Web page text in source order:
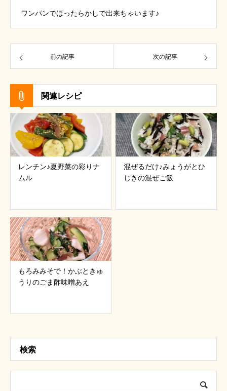
ワンパンでほったらかしで出来ちゃいます♪
前の記事 次の記事
関連レシピ
レンチン♪夏野菜の彩りナ
ムル
混ぜるだけ♪みょうがとひ
じきの混ぜご飯
もろみみそで！かぶときゅ
うりのごま酢味噌あえ
検索